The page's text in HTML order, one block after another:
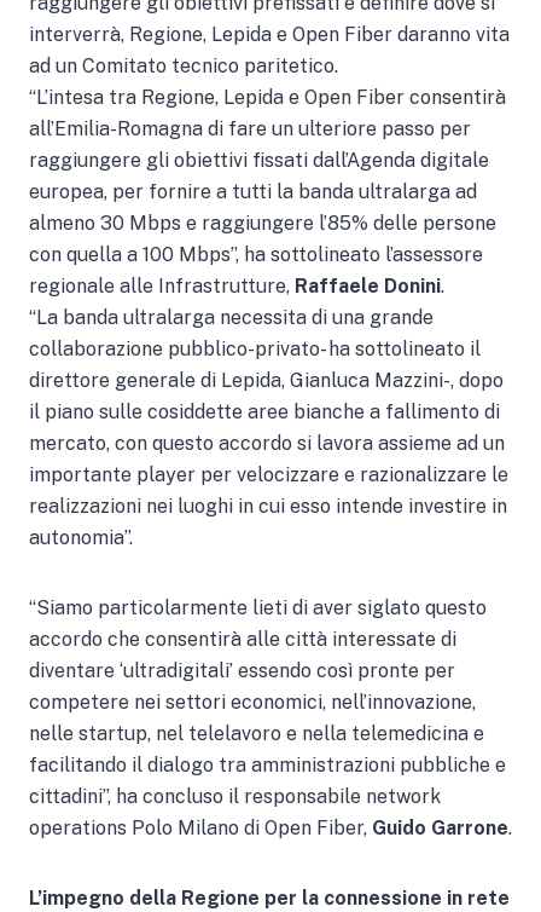
interverrà, Regione, Lepida e Open Fiber daranno vita
ad un Comitato tecnico paritetico.
“L’intesa tra Regione, Lepida e Open Fiber consentirà
all’Emilia-Romagna di fare un ulteriore passo per
raggiungere gli obiettivi fissati dall’Agenda digitale
europea, per fornire a tutti la banda ultralarga ad
almeno 30 Mbps e raggiungere l’85% delle persone
con quella a 100 Mbps”, ha sottolineato l’assessore
regionale alle Infrastrutture, Raffaele Donini.
“La banda ultralarga necessita di una grande
collaborazione pubblico-privato- ha sottolineato il
direttore generale di Lepida, Gianluca Mazzini-, dopo
il piano sulle cosiddette aree bianche a fallimento di
mercato, con questo accordo si lavora assieme ad un
importante player per velocizzare e razionalizzare le
realizzazioni nei luoghi in cui esso intende investire in
autonomia”.
“Siamo particolarmente lieti di aver siglato questo
accordo che consentirà alle città interessate di
diventare ‘ultradigitali’ essendo così pronte per
competere nei settori economici, nell’innovazione,
nelle startup, nel telelavoro e nella telemedicina e
facilitando il dialogo tra amministrazioni pubbliche e
cittadini”, ha concluso il responsabile network
operations Polo Milano di Open Fiber, Guido Garrone.
L’impegno della Regione per la connessione in rete